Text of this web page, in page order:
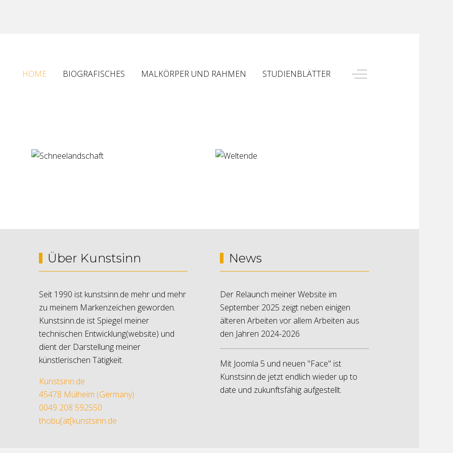
HOME BIOGRAFISCHES MALKÖRPER UND RAHMEN STUDIENBLÄTTER Off-Canvas Toggle
Über Kunstsinn
Seit 1990 ist kunstsinn.de mehr und mehr
zu meinem Markenzeichen geworden.
Kunstsinn.de ist Spiegel meiner
technischen Entwicklung(website) und
dient der Darstellung meiner
künstlerischen Tätigkeit.
Kunstsinn.de
45478 Mülheim (Germany)
0049 208 592550
thobu[at[kunstsinn.de
News
Der Relaunch meiner Website im
September 2025 zeigt neben einigen
älteren Arbeiten vor allem Arbeiten aus
den Jahren 2024-2026
Mit Joomla 5 und neuen "Face" ist
Kunstsinn.de jetzt endlich wieder up to
date und zukunftsfähig aufgestellt.